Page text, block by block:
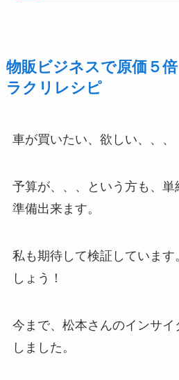
物販ビジネスで原価５
ラクリレシピ
車が買いたい、欲しい、、、
予算が、、、という方も、
準備出来ます。
私も期待して検証しています
しょう！
今まで、松本さんのインサ
しました。